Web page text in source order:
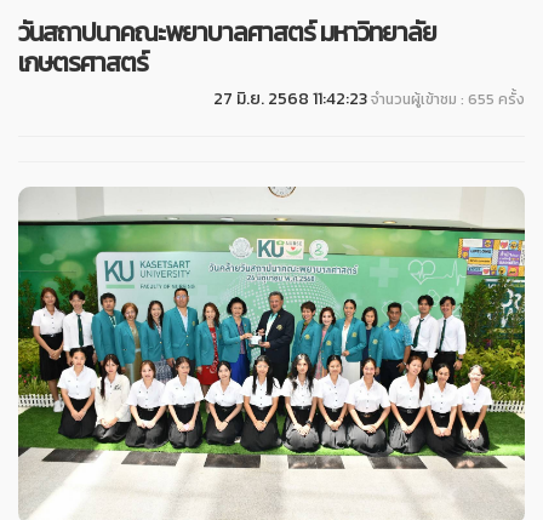
วันสถาปนาคณะพยาบาลศาสตร์ มหาวิทยาลัย
เกษตรศาสตร์
27 มิ.ย. 2568 11:42:23จำนวนผู้เข้าชม : 655 ครั้ง